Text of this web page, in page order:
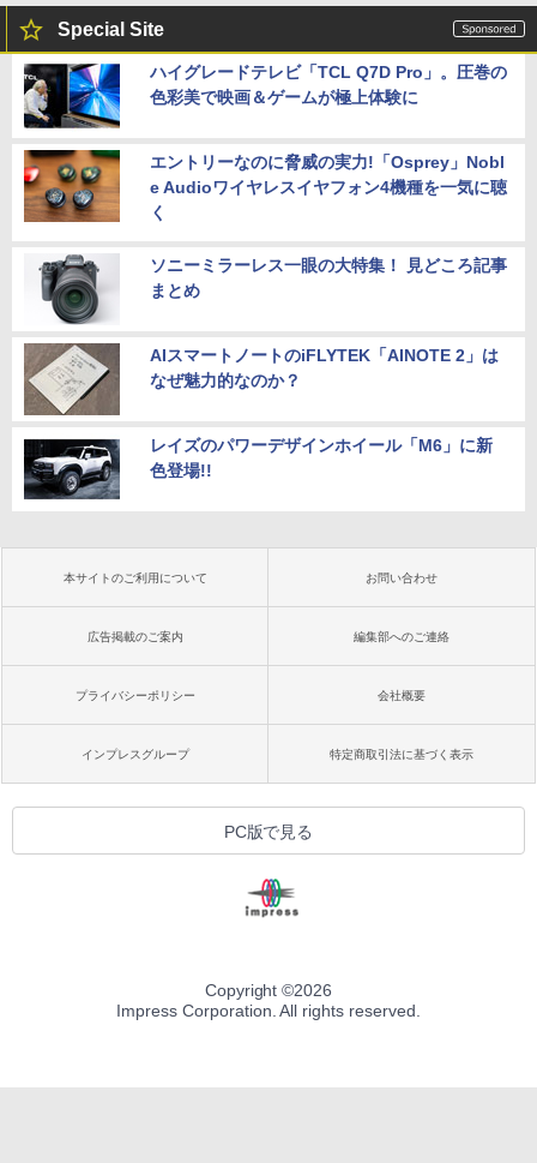
Special Site
ハイグレードテレビ「TCL Q7D Pro」。圧巻の
色彩美で映画＆ゲームが極上体験に
エントリーなのに脅威の実力!「Osprey」Nobl
e Audioワイヤレスイヤフォン4機種を一気に聴
く
ソニーミラーレス一眼の大特集！ 見どころ記事
まとめ
AIスマートノートのiFLYTEK「AINOTE 2」は
なぜ魅力的なのか？
レイズのパワーデザインホイール「M6」に新
色登場!!
本サイトのご利用について お問い合わせ
広告掲載のご案内 編集部へのご連絡
プライバシーポリシー 会社概要
インプレスグループ 特定商取引法に基づく表示
PC版で見る
Copyright ©2026
Impress Corporation. All rights reserved.